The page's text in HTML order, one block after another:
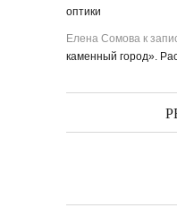
оптики
Елена Сомова к
каменный город».